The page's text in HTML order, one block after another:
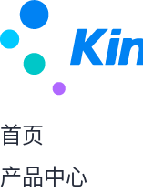
首页
产品中心